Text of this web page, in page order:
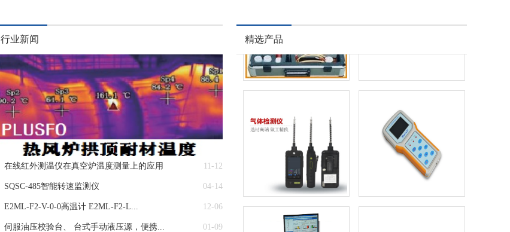
行业新闻
在线红外测温仪在真空炉温度测量上的应用 11-12
SQSC-485智能转速监测仪 04-14
E2ML-F2-V-0-0高温计 E2ML-F2-L... 12-06
伺服油压校验台、 台式手动液压源，便携... 01-09
精选产品